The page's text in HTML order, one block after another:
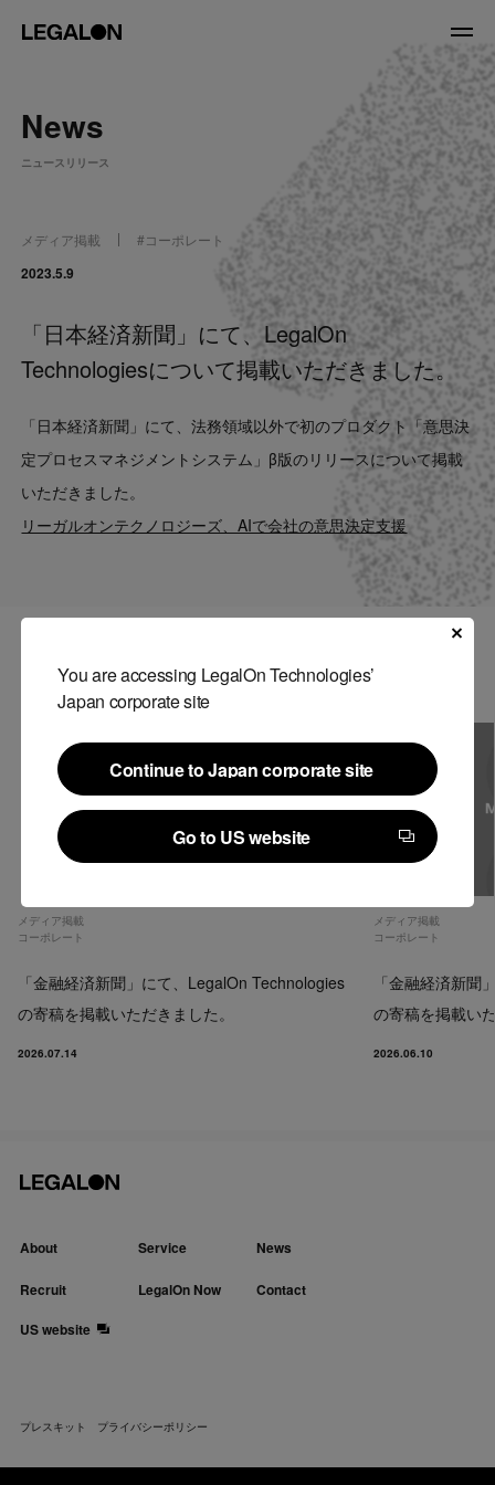
About
役員紹介
Service
News
LegalOn Now
Contact
You are accessing LegalOn Technologies’
Japan corporate site
Continue to Japan corporate site
Continue to Japan corporate site
Go to US website
Go to US website
News
ニュースリリース
メディア掲載 #コーポレート
2023.5.9
「日本経済新聞」にて、LegalOn
Technologiesについて掲載いただきました。
「日本経済新聞」にて、法務領域以外で初のプロダクト「意思決
定プロセスマネジメントシステム」β版のリリースについて掲載
いただきました。
リーガルオンテクノロジーズ、AIで会社の意思決定支援
関連記事
メディア掲載
コーポレート
「金融経済新聞」にて、LegalOn Technologies
の寄稿を掲載いただきました。
2026.07.14
メディア掲載
コーポレート
「金融経済新聞
の寄稿を掲載い
2026.06.10
About Service News
Recruit LegalOn Now
Contact
US website
プレスキット プライバシーポリシー